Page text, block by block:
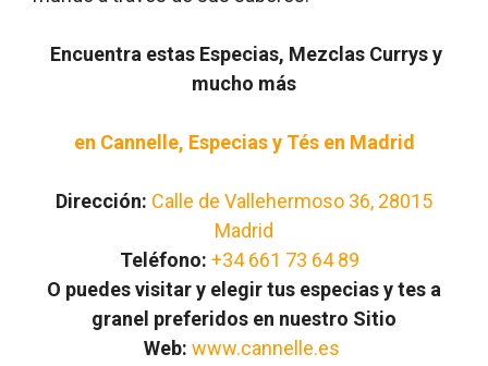
Encuentra estas Especias, Mezclas Currys y
mucho más
en Cannelle, Especias y Tés en Madrid
Dirección: Calle de Vallehermoso 36, 28015
Madrid
Teléfono: +34 661 73 64 89
O puedes visitar y elegir tus especias y tes a
granel preferidos en nuestro Sitio
Web: www.cannelle.es